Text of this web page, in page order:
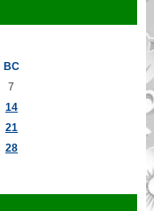
ВС
7
14
21
28